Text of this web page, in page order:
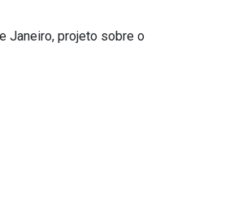
Janeiro, projeto sobre o